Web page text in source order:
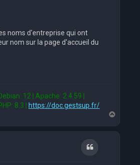
noms d'entreprise qui ont
nom sur la page d'accueil du
12 | Apache: 2.4.59 |
8.3 |
https://doc.gestsup.fr/
a
Citation